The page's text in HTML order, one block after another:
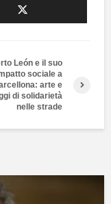
León e il suo
sociale a
arte e
di solidarietà
nelle strade